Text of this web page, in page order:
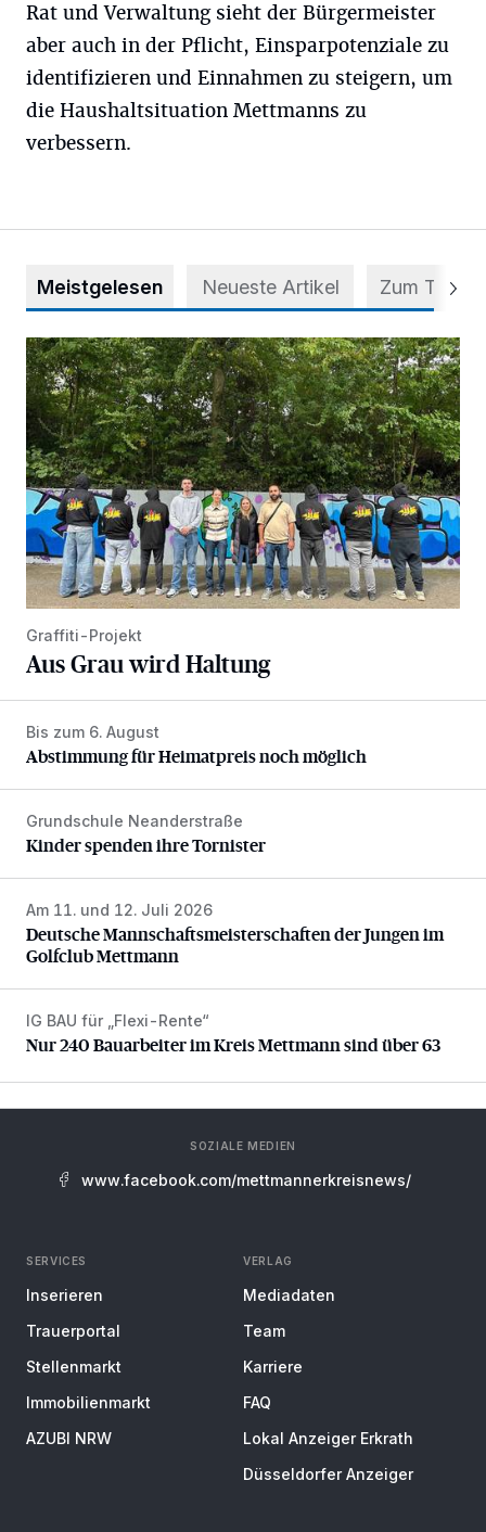
Rat und Verwaltung sieht der Bürgermeister
aber auch in der Pflicht, Einsparpotenziale zu
identifizieren und Einnahmen zu steigern, um
die Haushaltsituation Mettmanns zu
verbessern.
Meistgelesen Neueste Artikel Zum Thema
Aus Grau wird Haltung
Graffiti-Projekt
Aus Grau wird Haltung
Abstimmung für Heimatpreis noch möglich
Bis zum 6. August
Abstimmung für Heimatpreis noch möglich
Kinder spenden ihre Tornister
Grundschule Neanderstraße
Kinder spenden ihre Tornister
Deutsche Mannschaftsmeisterschaften der Jungen im
Am 11. und 12. Juli 2026
Deutsche Mannschaftsmeisterschaften der Jungen im
Golfclub Mettmann
Nur 240 Bauarbeiter im Kreis Mettmann sind über 63
IG BAU für „Flexi-Rente“
Nur 240 Bauarbeiter im Kreis Mettmann sind über 63
SOZIALE MEDIEN
www.facebook.com/mettmannerkreisnews/
SERVICES
Inserieren
Trauerportal
Stellenmarkt
Immobilienmarkt
AZUBI NRW
VERLAG
Mediadaten
Team
Karriere
FAQ
Lokal Anzeiger Erkrath
Düsseldorfer Anzeiger